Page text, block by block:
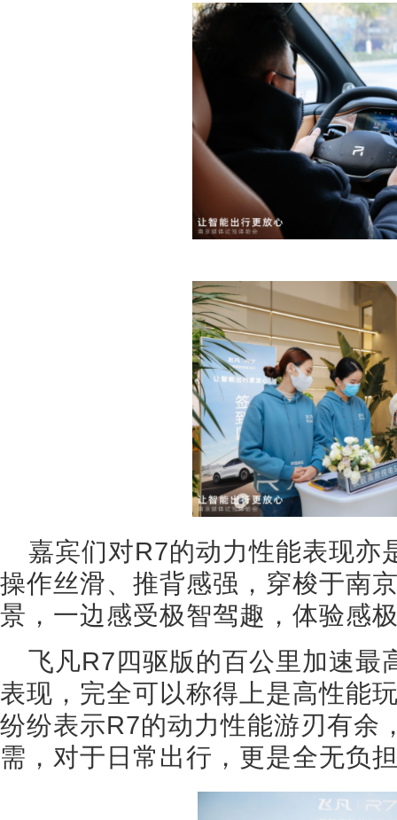
嘉宾们对R7的动力性能表现亦
操作丝滑、推背感强，穿梭于南
景，一边感受极智驾趣，体验感
飞凡R7四驱版的百公里加速最
表现，完全可以称得上是高性能
纷纷表示R7的动力性能游刃有余
需，对于日常出行，更是全无负